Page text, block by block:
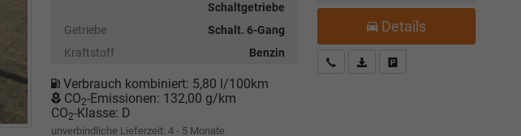
Schaltgetriebe
Getriebe
Schalt. 6-Gang
Kraftstoff
Benzin
Verbrauch kombiniert: 5,80 l/100km
CO2-Emissionen: 132,00 g/km
CO2-Klasse: D
unverbindliche Lieferzeit: 4 - 5 Monate
Details
Kostenloser Rückruf-Service
PDF-Datei, Fahrzeugexposé